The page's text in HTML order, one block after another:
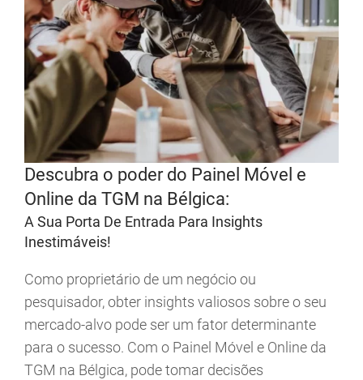
Descubra o poder do Painel Móvel e
Online da TGM na Bélgica:
A Sua Porta De Entrada Para Insights
Inestimáveis!
Como proprietário de um negócio ou
pesquisador, obter insights valiosos sobre o seu
mercado-alvo pode ser um fator determinante
para o sucesso. Com o Painel Móvel e Online da
TGM na Bélgica, pode tomar decisões